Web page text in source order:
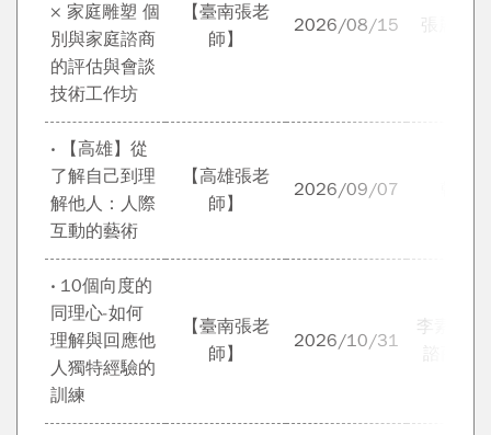
× 家庭雕塑 個
別與家庭諮商
的評估與會談
技術工作坊
【臺南張老
師】
2026/08/15 張麗鳳
‧ 【高雄】從
了解自己到理
解他人：人際
互動的藝術
【高雄張老
師】
2026/09/07
‧ 10個向度的
同理心-如何
理解與回應他
人獨特經驗的
訓練
【臺南張老
師】
2026/10/31
李素芬